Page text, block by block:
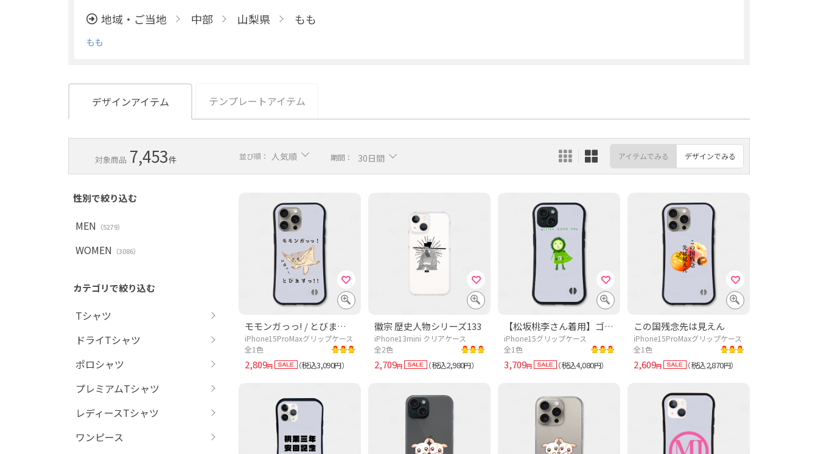
地域・ご当地 中部 山梨県 もも
もも
デザインアイテム テンプレートアイテム
対象商品 7,453件 アイテムでみる デザインでみる
並び順： 人気順 期間： 30日間
性別で絞り込む
MEN （5279）
WOMEN （3086）
カテゴリで絞り込む
Tシャツ
ドライTシャツ
ポロシャツ
プレミアムTシャツ
レディースTシャツ
ワンピース
モモンガっっ! / とびますっ!!
iPhone15ProMaxグリップケース
全1色
2,809円 （税込3,090円）
徽宗 歴史人物シリーズ133
iPhone13mini クリアケース
全2色
2,709円 （税込2,980円）
【松坂桃李さん着用】ゴーヤマン【ドラマあのキス】この夏おすすめ!沖縄野菜デザイン「ゴーヤマン」
iPhone15グリップケース
全1色
3,709円 （税込4,080円）
この国残念先は見えん
iPhone15ProMaxグリップケース
全1色
2,609円 （税込2,870円）